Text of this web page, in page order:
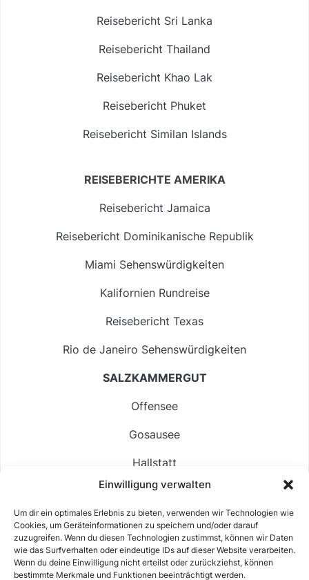
Einwilligung verwalten
Um dir ein optimales Erlebnis zu bieten, verwenden wir Technologien wie
Cookies, um Geräteinformationen zu speichern und/oder darauf
zuzugreifen. Wenn du diesen Technologien zustimmst, können wir Daten
wie das Surfverhalten oder eindeutige IDs auf dieser Website verarbeiten.
Wenn du deine Einwilligung nicht erteilst oder zurückziehst, können
bestimmte Merkmale und Funktionen beeinträchtigt werden.
Reisebericht Sri Lanka
Reisebericht Thailand
Reisebericht Khao Lak
Reisebericht Phuket
Reisebericht Similan Islands
REISEBERICHTE AMERIKA
Reisebericht Jamaica
Reisebericht Dominikanische Republik
Miami Sehenswürdigkeiten
Kalifornien Rundreise
Reisebericht Texas
Rio de Janeiro Sehenswürdigkeiten
SALZKAMMERGUT
Offensee
Gosausee
Hallstatt
Langbathsee
Altausseer See
Hintersee